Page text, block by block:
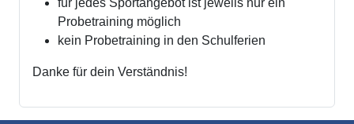
für jedes Sportangebot ist jeweils nur ein
Probetraining möglich
kein Probetraining in den Schulferien
Danke für dein Verständnis!